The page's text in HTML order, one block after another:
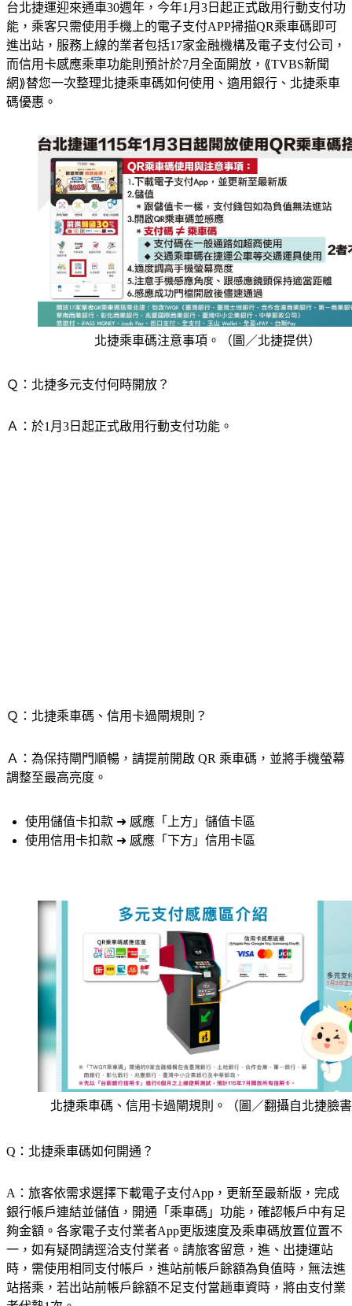
台北捷運迎來通車30週年，今年1月3日起正式啟用行動支付功
能，乘客只需使用手機上的電子支付APP掃描QR乘車碼即可
進出站，服務上線的業者包括17家金融機構及電子支付公司，
而信用卡感應乘車功能則預計於7月全面開放，⟪TVBS新聞
網⟫替您一次整理北捷乘車碼如何使用、適用銀行、北捷乘車
碼優惠。
北捷乘車碼注意事項。（圖／北捷提供）
Ｑ：北捷多元支付何時開放？
Ａ：於1月3日起正式啟用行動支付功能。
Ｑ：北捷乘車碼、信用卡過閘規則？
Ａ：為保持閘門順暢，請提前開啟 QR 乘車碼，並將手機螢幕
調整至最高亮度。
使用儲值卡扣款 ➜ 感應「上方」儲值卡區
使用信用卡扣款 ➜ 感應「下方」信用卡區
北捷乘車碼、信用卡過閘規則。（圖／翻攝自北捷臉
Q：北捷乘車碼如何開通？
A：旅客依需求選擇下載電子支付App，更新至最新版，完成
銀行帳戶連結並儲值，開通「乘車碼」功能，確認帳戶中有足
夠金額。各家電子支付業者App更版速度及乘車碼放置位置不
一，如有疑問請逕洽支付業者。請旅客留意，進、出捷運站
時，需使用相同支付帳戶，進站前帳戶餘額為負值時，無法進
站搭乘，若出站前帳戶餘額不足支付當趟車資時，將由支付業